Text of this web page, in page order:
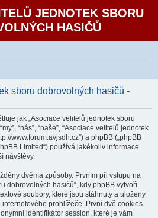
JEDNOTEK SBORU
HASIČŮ
sboru dobrovolných hasičů -
jak „Asociace velitelů jednotek sboru
“nás”, “naše”, “Asociace velitelů jednotek
www.forum.avjsdh.cz”) a phpBB („phpBB
Limited“) používá jakékoliv informace
návštěvy.
dvěma způsoby. Prvním při vstupu na
dobrovolných hasičů“, kdy phpBB vytvoří
soubory, které jsou stáhnuty a uloženy
prohlížeče. První dvě cookies
identifikátor session, které je vám